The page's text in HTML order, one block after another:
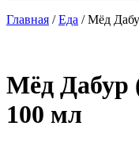
Главная /Еда / Мёд
Мёд Дабур
100 мл